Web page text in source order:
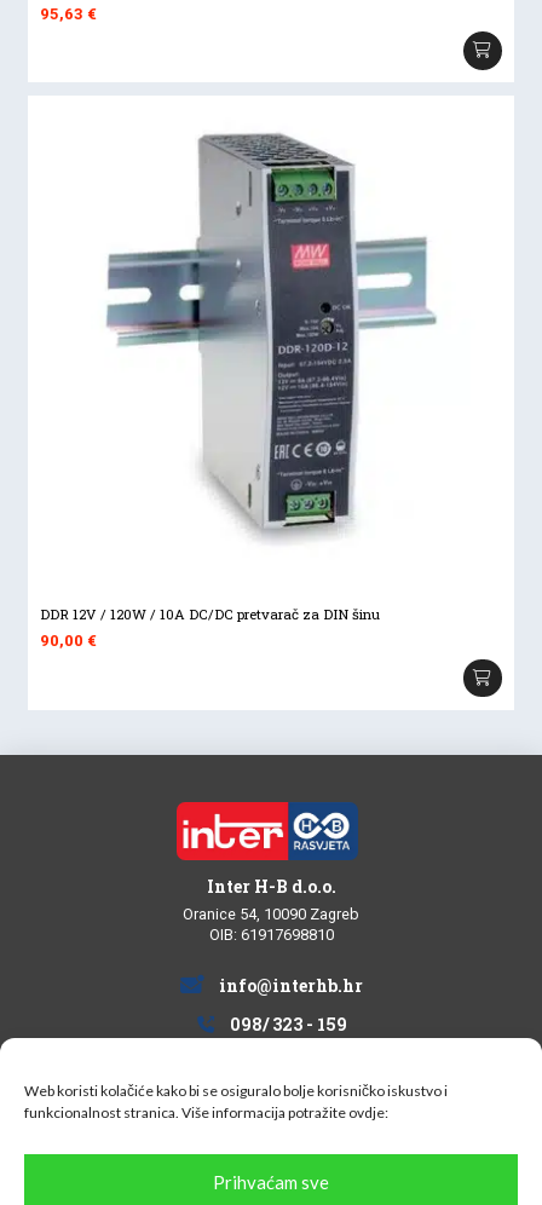
Web koristi kolačiće kako bi se osiguralo bolje korisničko iskustvo i
funkcionalnost stranica. Više informacija potražite ovdje:
Prihvaćam sve
95,63€
DDR 12V / 120W / 10A DC/DC pretvarač za DIN šinu
90,00€
Inter H-B d.o.o.
Oranice 54, 10090 Zagreb
OIB: 61917698810
info@interhb.hr
098/ 323 - 159